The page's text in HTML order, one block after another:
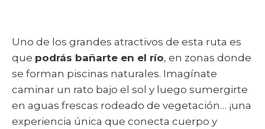
Uno de los grandes atractivos de esta ruta es
que podrás bañarte en el río, en zonas donde
se forman piscinas naturales. Imagínate
caminar un rato bajo el sol y luego sumergirte
en aguas frescas rodeado de vegetación… ¡una
experiencia única que conecta cuerpo y